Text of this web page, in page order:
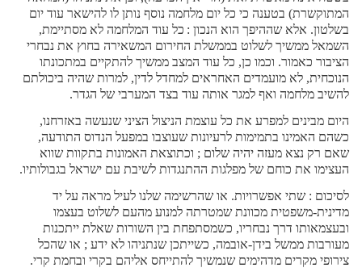
המתוקשרת) בטענה כי כל יום מלחמה נוסף נותן לו להישאר עוד יום
בשלטון. אלא שההיפך הוא הנכון : כל עוד המלחמה לא מסתיימת,
השמאל ממשיך לשלוט בממשלת החירום המשאירה בחוץ את נבחרי
הציבור כאמור. וכמו כן, כל עוד המצב ממשיך להתקיים במתכונתו
הנוכחית, לא מועמדים האחראים למחדל לדין, למרות שהיה ביכולתם
להשיב מלחמה ואף למגר אותה עוד בצד המערבי של הגדר.
היום מבינים למפרע את כל עוצמת הניצול הציני שנעשה באזרחנו,
כשהם האמינו בתמימות לרעיונות שעוצבו במפעל הנדוס התודעה,
שאם רק נצא מעזה יהיה שלום ; וכתוצאת האמונות בתקוות שווא
העצימו את כוחם של מפלגות ההתנגדות לשיבת עם ישראל בגבולותיו.
לסיכום : שתי אפשרויות. או שהרשימה שלנו לעיל מראה על יד
מדינית-משפטית מכוונת שמטרתה למנוע מהעם לשלוט בעצמו
ובעצמאותו דרך נבחריו, כשמסתפחת בין השורות שאלת ייתכנות
מעורבות ממשל בידן-אובמה, כשייתכן שנתניהו לא ידע ; או שהכל
צירופי מקרים מדהימים שנמשיך להתייחס אליהם בקרי ובחמת קרי.